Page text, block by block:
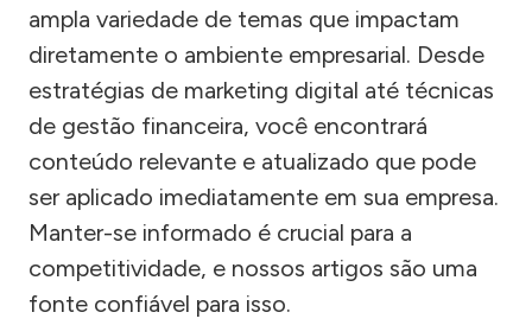
ampla variedade de temas que impactam
diretamente o ambiente empresarial. Desde
estratégias de marketing digital até técnicas
de gestão financeira, você encontrará
conteúdo relevante e atualizado que pode
ser aplicado imediatamente em sua empresa.
Manter-se informado é crucial para a
competitividade, e nossos artigos são uma
fonte confiável para isso.